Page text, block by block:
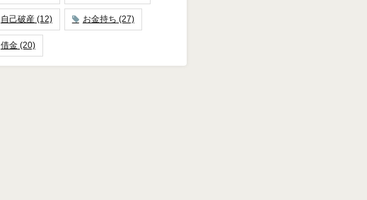
自己破産(12) お金持ち (27)
借金(20)